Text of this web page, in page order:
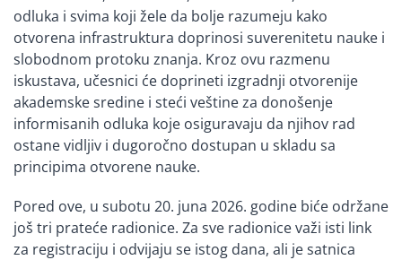
odluka i svima koji žele da bolje razumeju kako
otvorena infrastruktura doprinosi suverenitetu nauke i
slobodnom protoku znanja. Kroz ovu razmenu
iskustava, učesnici će doprineti izgradnji otvorenije
akademske sredine i steći veštine za donošenje
informisanih odluka koje osiguravaju da njihov rad
ostane vidljiv i dugoročno dostupan u skladu sa
principima otvorene nauke.
Pored ove, u subotu 20. juna 2026. godine biće održane
još tri prateće radionice. Za sve radionice važi isti link
za registraciju i odvijaju se istog dana, ali je satnica